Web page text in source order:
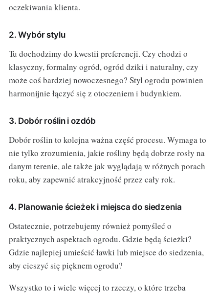
oczekiwania klienta.
2. Wybór stylu
Tu dochodzimy do kwestii preferencji. Czy chodzi o
klasyczny, formalny ogród, ogród dziki i naturalny, czy
może coś bardziej nowoczesnego? Styl ogrodu powinien
harmonijnie łączyć się z otoczeniem i budynkiem.
3. Dobór roślin i ozdób
Dobór roślin to kolejna ważna część procesu. Wymaga to
nie tylko zrozumienia, jakie rośliny będą dobrze rosły na
danym terenie, ale także jak wyglądają w różnych porach
roku, aby zapewnić atrakcyjność przez cały rok.
4. Planowanie ścieżek i miejsca do siedzenia
Ostatecznie, potrzebujemy również pomyśleć o
praktycznych aspektach ogrodu. Gdzie będą ścieżki?
Gdzie najlepiej umieścić ławki lub miejsce do siedzenia,
aby cieszyć się pięknem ogrodu?
Wszystko to i wiele więcej to rzeczy, o które trzeba